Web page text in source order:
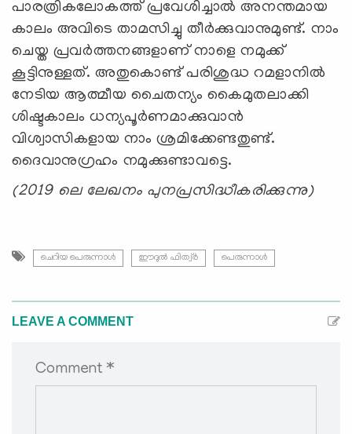
പാരത്രികലോകത്ത് പ്രവേശിച്ചാല്‍ അനന്തമായ
കാലം അവിടെ താമസിച്ചു തീര്‍ക്കുവാനുമുണ്ട്. നാം
ചെയ്ത പ്രവര്‍ത്തനങ്ങളാണ് നാളെ നമുക്ക്
കൂട്ടിനുള്ളത്. അതുകൊണ്ട് പരിശുദ്ധ റമളാനില്‍
നേടിയ ആത്മീയ ചൈതന്യം കൈമുതലാക്കി
ശിഷ്ടകാലം ധന്യപൂര്‍ണമാക്കുവാന്‍
വിശ്വാസികളായ നാം ശ്രമിക്കേണ്ടതുണ്ട്.
ദൈവാനുഗ്രഹം നമുക്കുണ്ടാവട്ടെ.
(2019 ലെ ലേഖനം പുനപ്രസിദ്ധീകരിക്കുന്നു)
ചെറിയ പെരുന്നാൾ ഈദുല്‍ ഫിത്വ്‌ര്‍ പെരുന്നാള്‍
LEAVE A COMMENT
Comment *